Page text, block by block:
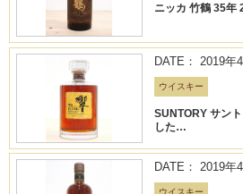
ニッカ 竹鶴 35年
DATE： 2019年
ウイスキー
SUNTORY サン
した…
DATE： 2019年
ウイスキー